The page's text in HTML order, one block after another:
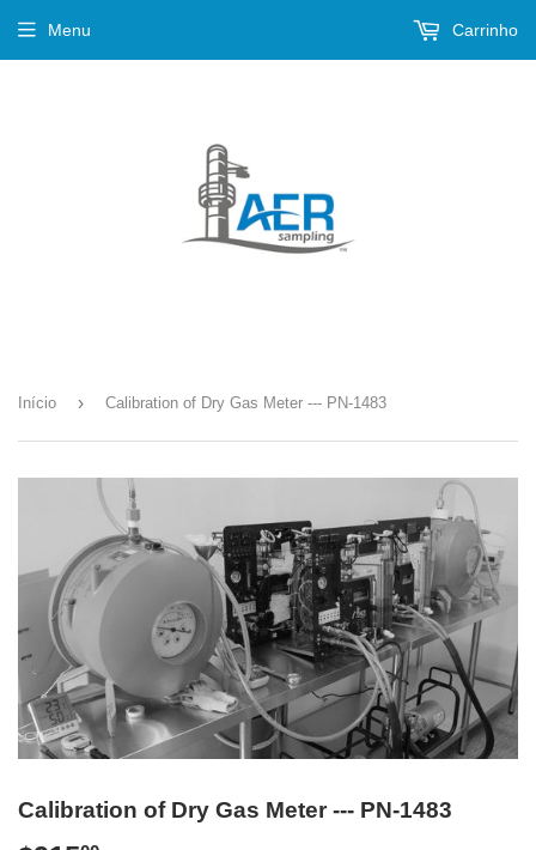
Menu Carrinho
Início › Calibration of Dry Gas Meter --- PN-1483
Calibration of Dry Gas Meter --- PN-1483